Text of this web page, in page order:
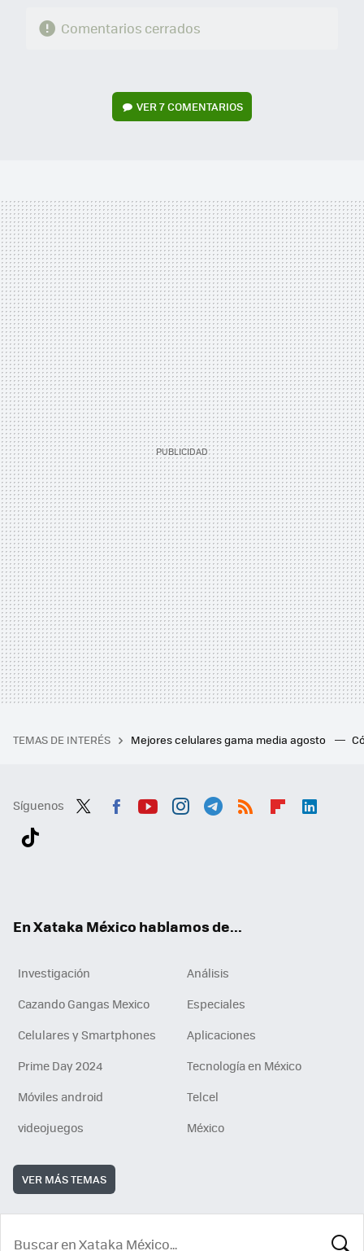
Comentarios cerrados
VER7 COMENTARIOS
TEMAS DE INTERÉS Mejores celulares gama media agosto
Síguenos
En Xataka México hablamos de...
Investigación
Análisis
Cazando Gangas Mexico
Especiales
Celulares y Smartphones
Aplicaciones
Prime Day 2024
Tecnología en México
Móviles android
Telcel
videojuegos
México
VER MÁS TEMAS